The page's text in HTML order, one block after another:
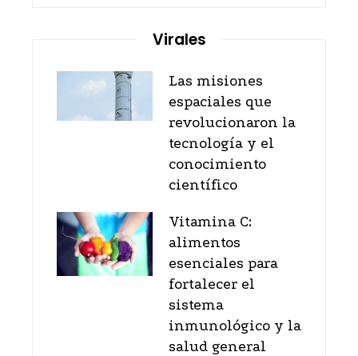
Virales
Las misiones
espaciales que
revolucionaron la
tecnología y el
conocimiento
científico
Vitamina C:
alimentos
esenciales para
fortalecer el
sistema
inmunológico y la
salud general